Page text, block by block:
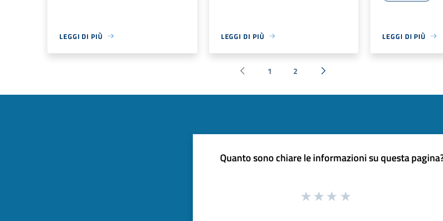
LEGGI DI PIÙ LEGGI DI PIÙ LEGGI DI PIÙ
Pagina precedente
1 2
Successiva »
Quanto sono chiare le informazioni su questa